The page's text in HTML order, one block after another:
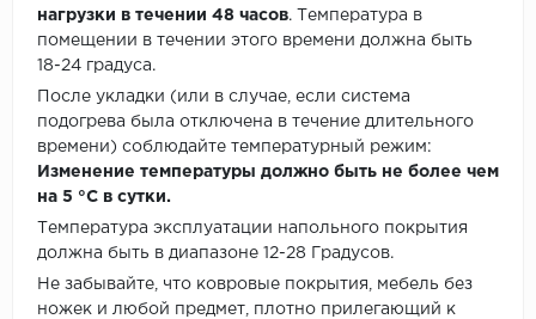
нагрузки в течении 48 часов. Температура в
помещении в течении этого времени должна быть
18-24 градуса.
После укладки (или в случае, если система
подогрева была отключена в течение длительного
времени) соблюдайте температурный режим:
Изменение температуры должно быть не более чем
на 5 °C в сутки.
Температура эксплуатации напольного покрытия
должна быть в диапазоне 12-28 Градусов.
Не забывайте, что ковровые покрытия, мебель без
ножек и любой предмет, плотно прилегающий к